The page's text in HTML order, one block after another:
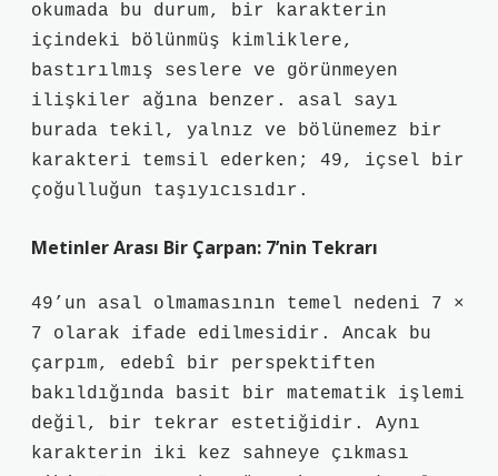
okumada bu durum, bir karakterin
içindeki bölünmüş kimliklere,
bastırılmış seslere ve görünmeyen
ilişkiler ağına benzer. asal sayı
burada tekil, yalnız ve bölünemez bir
karakteri temsil ederken; 49, içsel bir
çoğulluğun taşıyıcısıdır.
Metinler Arası Bir Çarpan: 7’nin Tekrarı
49’un asal olmamasının temel nedeni 7 ×
7 olarak ifade edilmesidir. Ancak bu
çarpım, edebî bir perspektiften
bakıldığında basit bir matematik işlemi
değil, bir tekrar estetiğidir. Aynı
karakterin iki kez sahneye çıkması